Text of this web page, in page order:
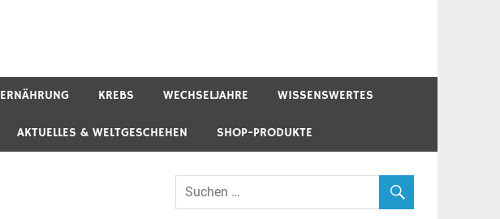
ERNÄHRUNG KREBS WECHSELJAHRE WISSENSWERTES
AKTUELLES & WELTGESCHEHEN SHOP-PRODUKTE